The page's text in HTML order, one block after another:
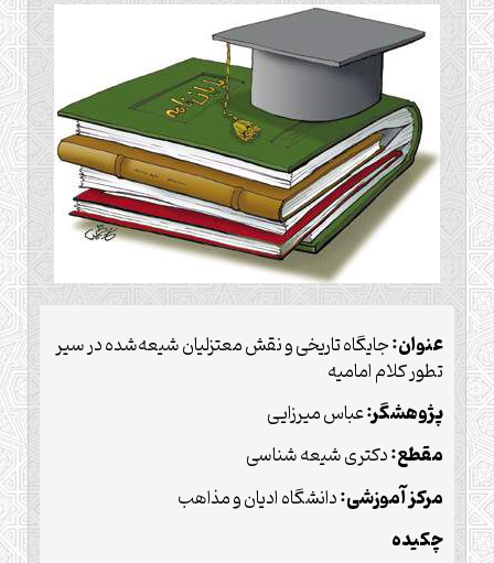
عنوان:جایگاه تاریخی و نقش معتزلیان شیعه‌شده در سیر
تطور کلام امامیه
پژوهشگر:عباس میرزایی
مقطع:دکتری شیعه شناسی
مرکز آموزشی:دانشگاه ادیان و مذاهب
چكيده